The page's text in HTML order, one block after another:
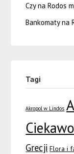
Czy na Rodos
Bankomaty na
Tagi
Akropol w Lindos
Grecji Flora i